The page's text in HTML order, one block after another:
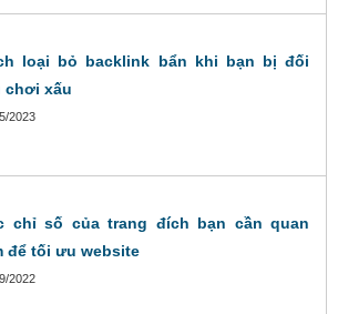
loại bỏ backlink bẩn khi bạn bị đối
chơi xấu
2023
chỉ số của trang đích bạn cần quan
để tối ưu website
2022